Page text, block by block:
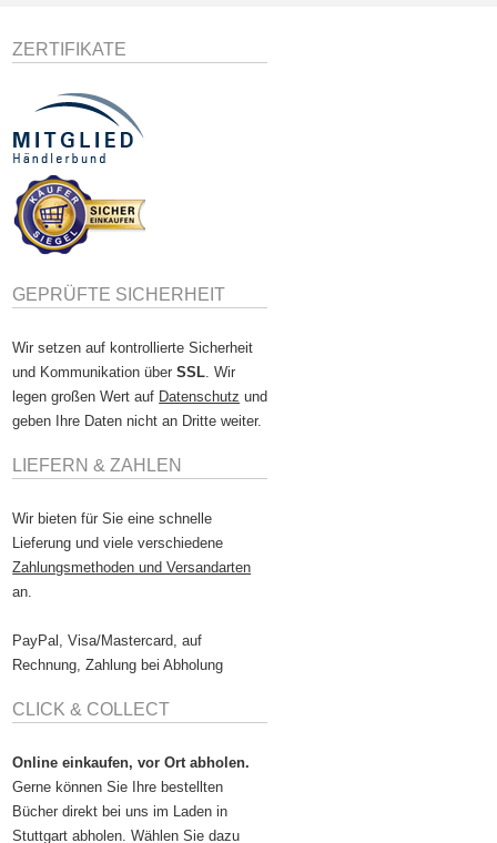
ZERTIFIKATE
GEPRÜFTE SICHERHEIT
Wir setzen auf kontrollierte Sicherheit
und Kommunikation überSSL. Wir
legen großen Wert auf Datenschutz und
geben Ihre Daten nicht an Dritte weiter.
LIEFERN & ZAHLEN
Wir bieten für Sie eine schnelle
Lieferung und viele verschiedene
Zahlungsmethoden und Versandarten
an.
PayPal, Visa/Mastercard, auf
Rechnung, Zahlung bei Abholung
CLICK & COLLECT
Online einkaufen, vor Ort abholen.
Gerne können Sie Ihre bestellten
Bücher direkt bei uns im Laden in
Stuttgart abholen. Wählen Sie dazu